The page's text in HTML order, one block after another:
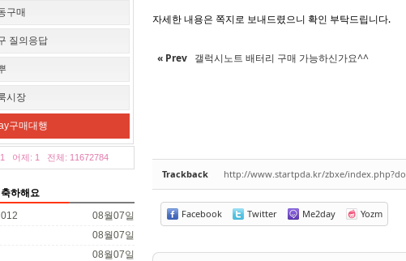
구매
질의응답
시장
구매대행
어제: 1 전체: 11672784
하해요
08월07일
08월07일
08월07일
자세한 내용은 쪽지로 보내드렸으니 확인 부탁드립니다.
« Prev 갤럭시노트 배터리 구매 가능하신가요^^
Trackback http://www.startpda.kr/zbxe/
Facebook Twitter Me2day Yozm
스케치북5
스케치북5